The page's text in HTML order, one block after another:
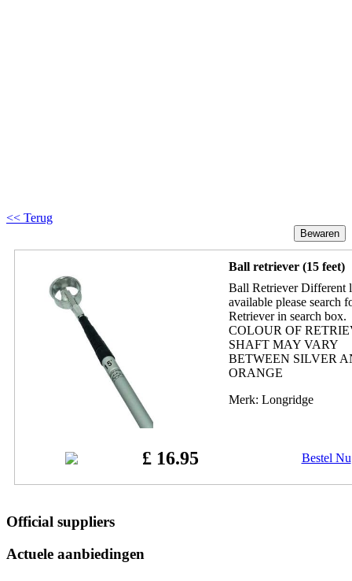
<< Terug
Ball retriever (15 feet)
Ball Retriever Different
available please search
Retriever in search box.
COLOUR OF
SHAFT MAY VARY
BETWEEN SILVER
ORANGE
Merk: Longridge
£ 16.95 Bestel Nu
Official suppliers
Actuele aanbiedingen